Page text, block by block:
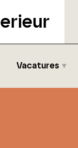
Vacatures